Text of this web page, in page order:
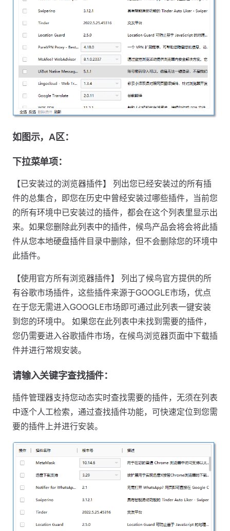
如图示，A区：
下拉菜单项：
【已安装过的浏览器插件】 列出您已经安装过的所有插
件的总集合，即您在历史中曾经安装过哪些插件，当前您
的所有环境中已安装过的插件，都会在这个列表里显示出
来。如果您删除此列表中的插件，候鸟产品会将会将此插
件从您本地硬盘插件目录中删除，但不会删除您的环境中
此插件。
【使用官方所有浏览器插件】 列出了候鸟官方提供的所
有谷歌市场插件，这些插件来源于GOOGLE市场，优点
在于您无需进入GOOGLE市场即可通过此列表一键安装
到您的环境中。 如果您在此列表中未找到需要的插件，
您仍需要进入谷歌插件市场，在候鸟浏览器页面中下载插
件并进行常规安装。
请输入关键字查找插件：
插件管理器支持您动态实时查找需要的插件，无须在列表
中逐个人工检索，通过查找插件功能，可快速定位到您需
要的插件上并进行安装。